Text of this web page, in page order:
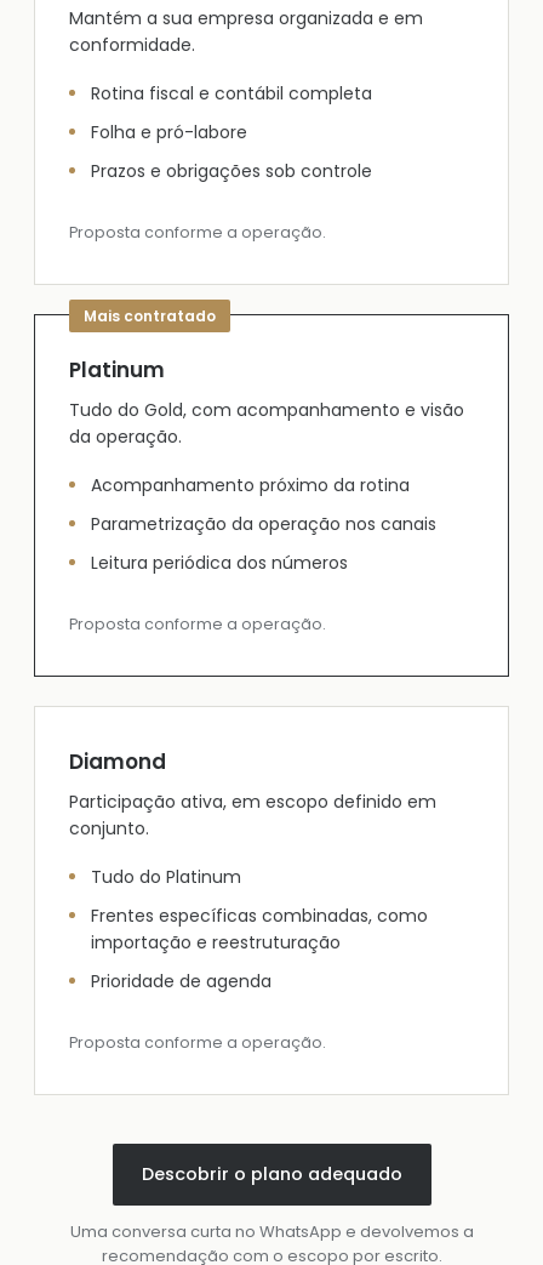
Mantém a sua empresa organizada e em
conformidade.
Rotina fiscal e contábil completa
Folha e pró-labore
Prazos e obrigações sob controle
Proposta conforme a operação.
Platinum
Tudo do Gold, com acompanhamento e visão
da operação.
Acompanhamento próximo da rotina
Parametrização da operação nos canais
Leitura periódica dos números
Proposta conforme a operação.
Diamond
Participação ativa, em escopo definido em
conjunto.
Tudo do Platinum
Frentes específicas combinadas, como
importação e reestruturação
Prioridade de agenda
Proposta conforme a operação.
Descobrir o plano adequado
Uma conversa curta no WhatsApp e devolvemos a
recomendação com o escopo por escrito.